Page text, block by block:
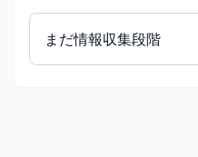
まだ情報収集段階